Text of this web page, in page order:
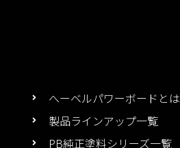
へーベルパワーボードとは
製品ラインアップ一覧
PB純正塗料シリーズ一覧